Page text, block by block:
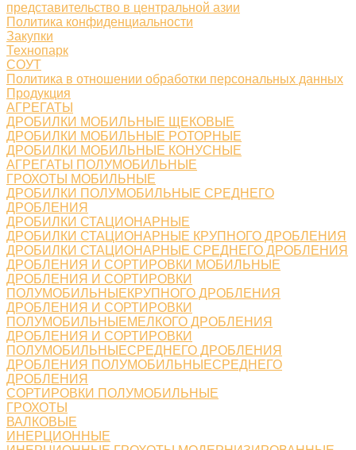
представительство в центральной азии
Политика конфиденциальности
Закупки
Технопарк
СОУТ
Политика в отношении обработки персональных данных
Продукция
АГРЕГАТЫ
ДРОБИЛКИ МОБИЛЬНЫЕ ЩЕКОВЫЕ
ДРОБИЛКИ МОБИЛЬНЫЕ РОТОРНЫЕ
ДРОБИЛКИ МОБИЛЬНЫЕ КОНУСНЫЕ
АГРЕГАТЫ ПОЛУМОБИЛЬНЫЕ
ГРОХОТЫ МОБИЛЬНЫЕ
ДРОБИЛКИ ПОЛУМОБИЛЬНЫЕ СРЕДНЕГО
ДРОБЛЕНИЯ
ДРОБИЛКИ СТАЦИОНАРНЫЕ
ДРОБИЛКИ СТАЦИОНАРНЫЕ КРУПНОГО ДРОБЛЕНИЯ
ДРОБИЛКИ СТАЦИОНАРНЫЕ СРЕДНЕГО ДРОБЛЕНИЯ
ДРОБЛЕНИЯ И СОРТИРОВКИ МОБИЛЬНЫЕ
ДРОБЛЕНИЯ И СОРТИРОВКИ
ПОЛУМОБИЛЬНЫЕКРУПНОГО ДРОБЛЕНИЯ
ДРОБЛЕНИЯ И СОРТИРОВКИ
ПОЛУМОБИЛЬНЫЕМЕЛКОГО ДРОБЛЕНИЯ
ДРОБЛЕНИЯ И СОРТИРОВКИ
ПОЛУМОБИЛЬНЫЕСРЕДНЕГО ДРОБЛЕНИЯ
ДРОБЛЕНИЯ ПОЛУМОБИЛЬНЫЕСРЕДНЕГО
ДРОБЛЕНИЯ
СОРТИРОВКИ ПОЛУМОБИЛЬНЫЕ
ГРОХОТЫ
ВАЛКОВЫЕ
ИНЕРЦИОННЫЕ